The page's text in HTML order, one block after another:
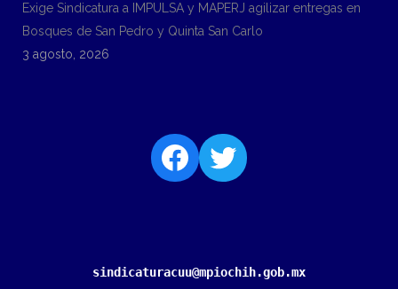
Exige Sindicatura a IMPULSA y MAPERJ agilizar entregas en
Bosques de San Pedro y Quinta San Carlo
3 agosto, 2026
sindicaturacuu@mpiochih.gob.mx